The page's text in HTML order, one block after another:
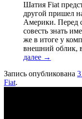
Шатия Fiat
другой пришел
Америки. Перед
совесть знать
же в итоге у
внешний облик,
далее →
Запись опубликована
Fiat.